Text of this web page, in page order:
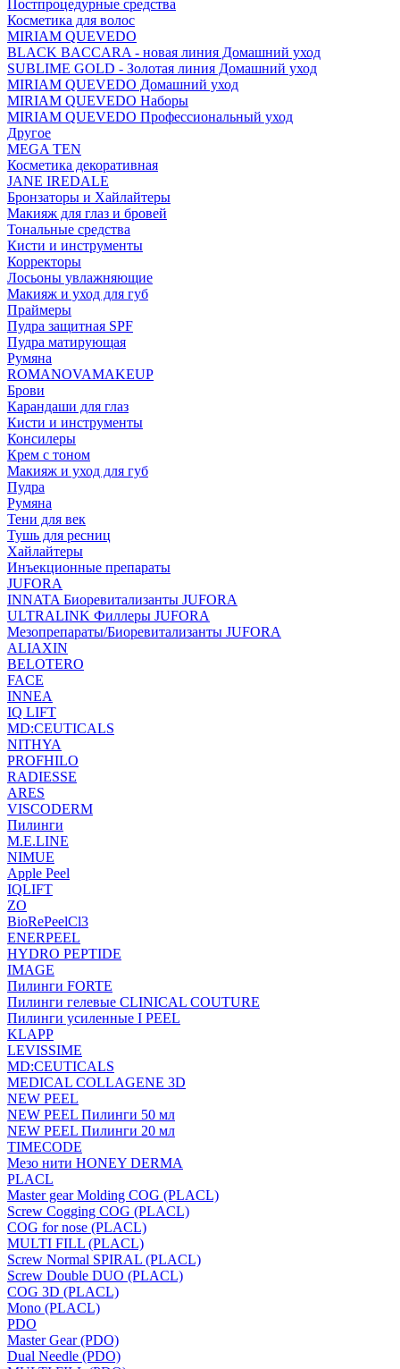
Постпроцедурные средства
Косметика для волос
MIRIAM QUEVEDO
BLACK BACCARA - новая линия Домашний уход
SUBLIME GOLD - Золотая линия Домашний уход
MIRIAM QUEVEDO Домашний уход
MIRIAM QUEVEDO Наборы
MIRIAM QUEVEDO Профессиональный уход
Другое
MEGA TEN
Косметика декоративная
JANE IREDALE
Бронзаторы и Хайлайтеры
Макияж для глаз и бровей
Тональные средства
Кисти и инструменты
Корректоры
Лосьоны увлажняющие
Макияж и уход для губ
Праймеры
Пудра защитная SPF
Пудра матирующая
Румяна
ROMANOVAMAKEUP
Брови
Карандаши для глаз
Кисти и инструменты
Консилеры
Крем с тоном
Макияж и уход для губ
Пудра
Румяна
Тени для век
Тушь для ресниц
Хайлайтеры
Инъекционные препараты
JUFORA
INNATA Биоревитализанты JUFORA
ULTRALINK Филлеры JUFORA
Мезопрепараты/Биоревитализанты JUFORA
ALIAXIN
BELOTERO
FACE
INNEA
IQ LIFT
MD:CEUTICALS
NITHYA
PROFHILO
RADIESSE
ARES
VISCODERM
Пилинги
M.E.LINE
NIMUE
Apple Peel
IQLIFT
ZO
BioRePeelCl3
ENERPEEL
HYDRO PEPTIDE
IMAGE
Пилинги FORTE
Пилинги гелевые CLINICAL COUTURE
Пилинги усиленные I PEEL
KLAPP
LEVISSIME
MD:CEUTICALS
MEDICAL COLLAGENE 3D
NEW PEEL
NEW PEEL Пилинги 50 мл
NEW PEEL Пилинги 20 мл
TIMECODE
Мезо нити HONEY DERMA
PLACL
Master gear Molding COG (PLACL)
Screw Cogging COG (PLACL)
COG for nose (PLACL)
MULTI FILL (PLACL)
Screw Normal SPIRAL (PLACL)
Screw Double DUO (PLACL)
COG 3D (PLACL)
Mono (PLACL)
PDO
Master Gear (PDO)
Dual Needle (PDO)